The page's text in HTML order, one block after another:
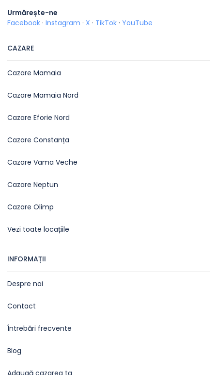
Urmărește-ne
Facebook · Instagram · X · TikTok · YouTube
CAZARE
Cazare Mamaia
Cazare Mamaia Nord
Cazare Eforie Nord
Cazare Constanța
Cazare Vama Veche
Cazare Neptun
Cazare Olimp
Vezi toate locațiile
INFORMAȚII
Despre noi
Contact
Întrebări frecvente
Blog
Adaugă cazarea ta